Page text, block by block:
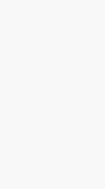
fascinující domácí
tak, aby co nejvíce
nejrozmanitější fauna
orlů, rysů a vlků. Ve
ve Wattens, jen asi 20
sněhové krystaly
návštěvníky okouzlují
a uměleckými
se nemohou nabažit
V tomto
Hofgartenu